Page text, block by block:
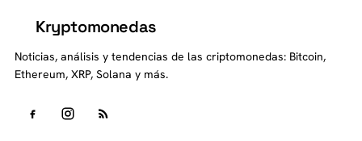
Kryptomonedas
Noticias, análisis y tendencias de las criptomonedas: Bitcoin,
Ethereum, XRP, Solana y más.